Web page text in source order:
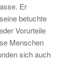
Er
betuchte
Vorurteile
Menschen
sich auch